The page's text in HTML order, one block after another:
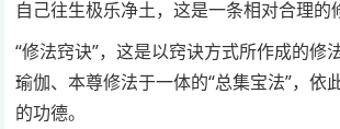
自己往生极乐净土，这是一条相对合理的
“修法窍诀”，这是以窍诀方式所作成的修
瑜伽、本尊修法于一体的“总集宝法”，依
的功德。